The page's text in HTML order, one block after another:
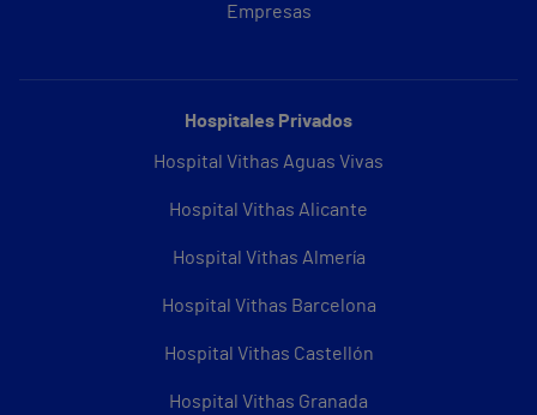
Empresas
Hospitales Privados
Hospital Vithas Aguas Vivas
Hospital Vithas Alicante
Hospital Vithas Almería
Hospital Vithas Barcelona
Hospital Vithas Castellón
Hospital Vithas Granada